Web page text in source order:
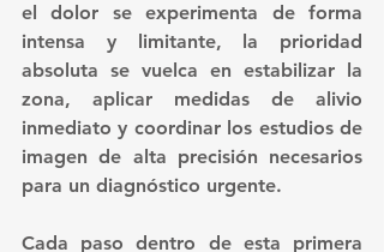
el dolor se experimenta de forma
intensa y limitante, la prioridad
absoluta se vuelca en estabilizar la
zona, aplicar medidas de alivio
inmediato y coordinar los estudios de
imagen de alta precisión necesarios
para un diagnóstico urgente.
Cada paso dentro de esta primera